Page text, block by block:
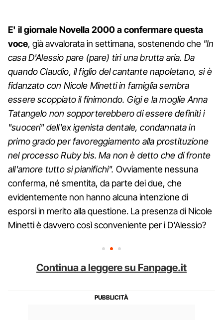
E' il giornale Novella 2000 a confermare questa
voce, già avvalorata in settimana, sostenendo che "In
casa D'Alessio pare (pare) tiri una brutta aria. Da
quando Claudio, il figlio del cantante napoletano, si è
fidanzato con Nicole Minetti in famiglia sembra
essere scoppiato il finimondo. Gigi e la moglie Anna
Tatangelo non sopporterebbero di essere definiti i
"suoceri" dell'ex igenista dentale, condannata in
primo grado per favoreggiamento alla prostituzione
nel processo Ruby bis. Ma non è detto che di fronte
all'amore tutto si pianifichi". Ovviamente nessuna
conferma, né smentita, da parte dei due, che
evidentemente non hanno alcuna intenzione di
esporsi in merito alla questione. La presenza di Nicole
Minetti è davvero così sconveniente per i D'Alessio?
Continua a leggere su Fanpage.it